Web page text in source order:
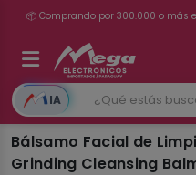
💳 ¡HASTA 24 CUOTAS
IA
Bálsamo Facial de
Grinding Cleansing